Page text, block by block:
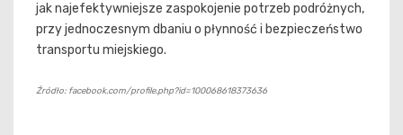
jak najefektywniejsze zaspokojenie potrzeb podróżnych,
przy jednoczesnym dbaniu o płynność i bezpieczeństwo
transportu miejskiego.
Źródło: facebook.com/profile.php?id=100068618373636